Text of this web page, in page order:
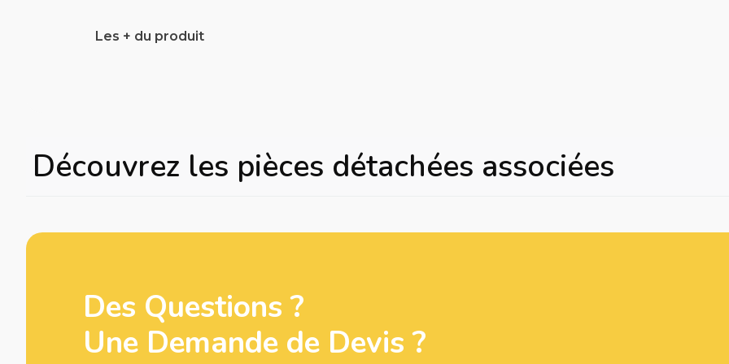
Les + du produit
Découvrez les pièces détachées associées
Des Questions ?
Une Demande de Devis ?